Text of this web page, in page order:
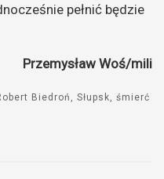
pełnić będzie
Przemysław Woś/mili
Biedroń Słupsk śmierć